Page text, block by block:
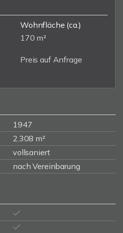
Wohnfläche (ca.)
170 m²
Preis auf Anfrage
1947
2.308 m²
vollsaniert
nach Vereinbarung